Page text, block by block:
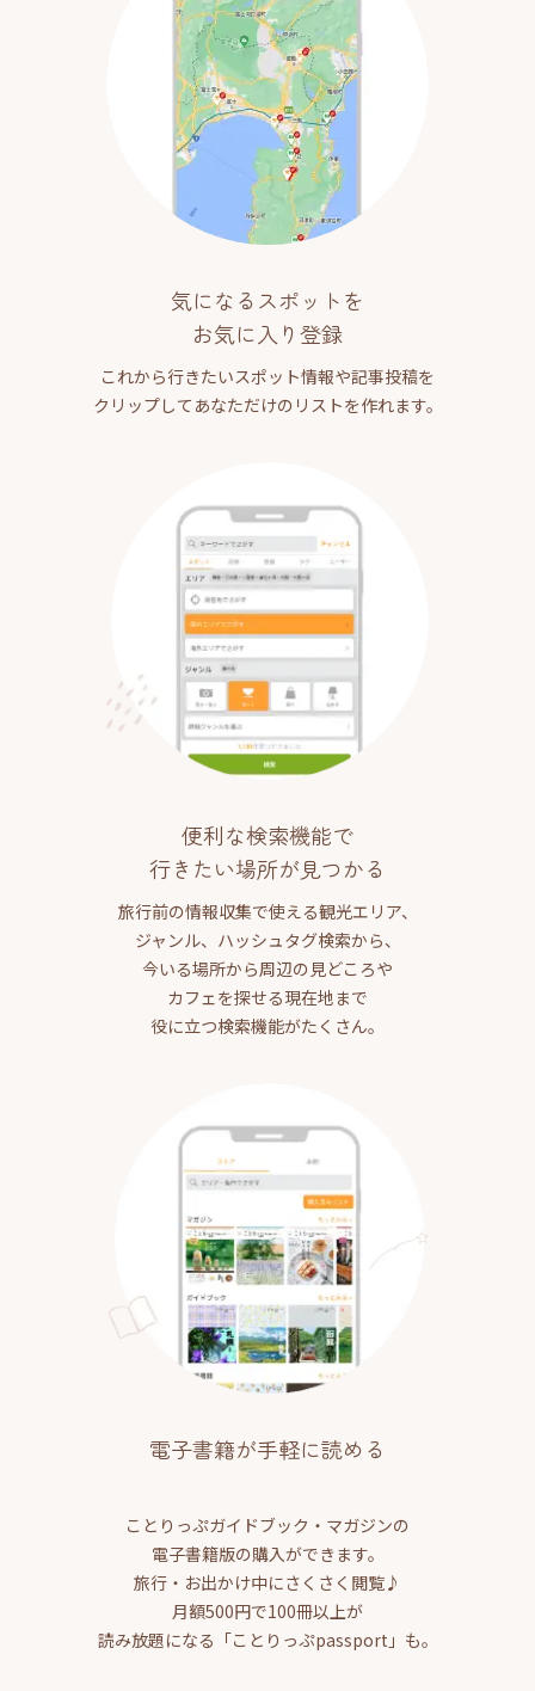
気になるスポットを
お気に入り登録
これから行きたいスポット情報や記事投稿を
クリップしてあなただけのリストを作れます。
便利な検索機能で
行きたい場所が見つかる
旅行前の情報収集で使える観光エリア、
ジャンル、ハッシュタグ検索から、
今いる場所から周辺の見どころや
カフェを探せる現在地まで
役に立つ検索機能がたくさん。
電子書籍が手軽に読める
ことりっぷガイドブック・マガジンの
電子書籍版の購入ができます。
旅行・お出かけ中にさくさく閲覧♪
月額500円で100冊以上が
読み放題になる「ことりっぷpassport」も。